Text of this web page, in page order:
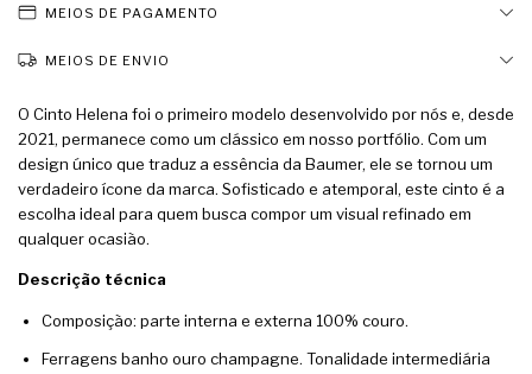
MEIOS DE PAGAMENTO
MEIOS DE ENVIO
O Cinto Helena foi o primeiro modelo desenvolvido por nós e, desde
2021, permanece como um clássico em nosso portfólio. Com um
design único que traduz a essência da Baumer, ele se tornou um
verdadeiro ícone da marca. Sofisticado e atemporal, este cinto é a
escolha ideal para quem busca compor um visual refinado em
qualquer ocasião.
Descrição técnica
Composição: parte interna e externa 100% couro.
Ferragens banho ouro champagne. Tonalidade intermediária